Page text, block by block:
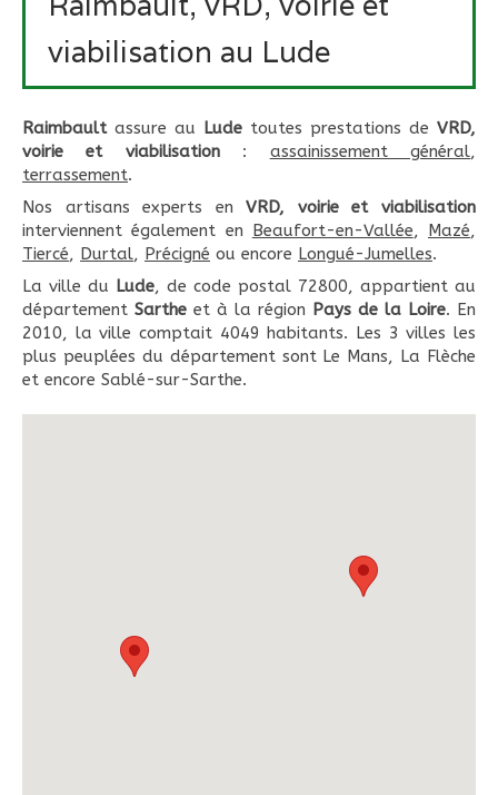
viabilisation au Lude
Raimbaultassure au Lude toutes prestations de VRD,
voirie et viabilisation: assainissement général,
terrassement.
Nos artisans experts enVRD, voirie et viabilisation
interviennent également en Beaufort-en-Vallée, Mazé,
Tiercé, Durtal, Précigné ou encore Longué-Jumelles.
La ville du Lude, de code postal 72800, appartient au
département Sarthe et à la région Pays de la Loire. En
2010, la ville comptait 4049 habitants. Les 3 villes les
plus peuplées du département sont Le Mans, La Flèche
et encore Sablé-sur-Sarthe.